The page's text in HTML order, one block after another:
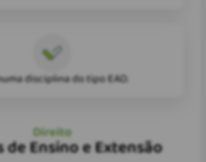
disciplina do tipo EAD.
Direito
Ensino e Extensão